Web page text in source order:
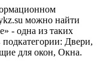
можно найти
- одна из таких
подкатегории: Двери,
для окон, Окна.